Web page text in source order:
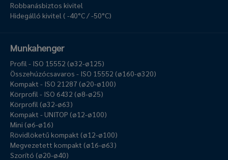
Robbanásbiztos kivitel
Hidegálló kivitel ( -40°C / -50°C)
Munkahenger
Profil - ISO 15552 (ø32-ø125)
Összehúzócsavaros - ISO 15552 (ø160-ø320)
Kompakt - ISO 21287 (ø20-ø100)
Körprofil - ISO 6432 (ø8-ø25)
Körprofil (ø32-ø63)
Kompakt - UNITOP (ø12-ø100)
Mini (ø6-ø16)
Rövidlöketű kompakt (ø12-ø100)
Megvezetett kompakt (ø16-ø63)
Szorító (ø20-ø40)